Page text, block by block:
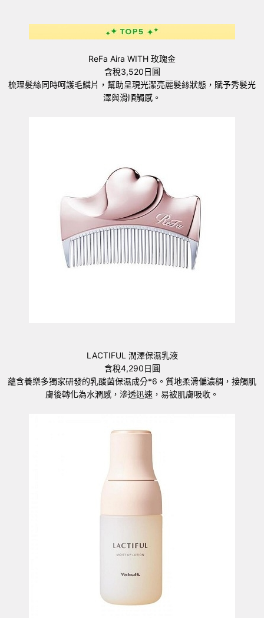
ReFa Aira WITH 玫瑰金
含稅3,520日圓
梳理髮絲同時呵護毛鱗片，幫助呈現光潔亮麗髮絲狀態，賦予秀髮光
澤與滑順觸感。
LACTIFUL 潤澤保濕乳液
含稅4,290日圓
蘊含養樂多獨家研發的乳酸菌保濕成分*6。質地柔滑偏濃稠，接觸肌
膚後轉化為水潤感，滲透迅速，易被肌膚吸收。